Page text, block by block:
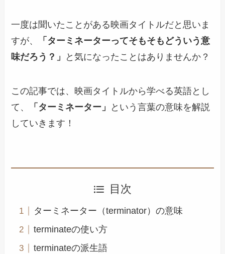
一度は聞いたことがある映画タイトルだと思いま
すが、
「ターミネーターってそもそもどういう意
味だろう？」
と気になったことはありませんか？
この記事では、映画タイトルから学べる英語とし
て、
「ターミネーター」
という言葉の意味を解説
していきます！
目次
ターミネーター（terminator）の意味
terminateの使い方
terminateの派生語